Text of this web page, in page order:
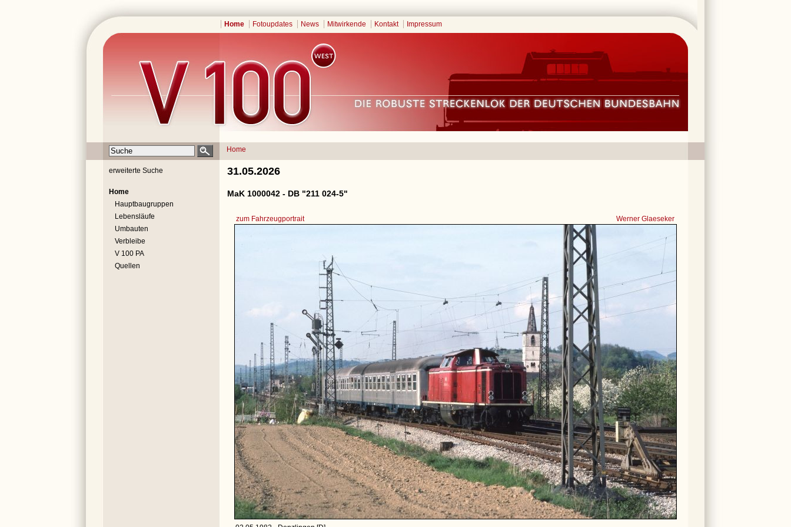
Home Fotoupdates News Mitwirkende Kontakt Impressum
Home
erweiterte Suche
Home
Hauptbaugruppen
Lebensläufe
Umbauten
Verbleibe
V 100 PA
Quellen
31.05.2026
MaK 1000042 - DB "211 024-5"
zum Fahrzeugportrait Werner Glaeseker